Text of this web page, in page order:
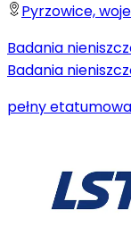
Pyrzowice,
Badania
Badania
pełny etat